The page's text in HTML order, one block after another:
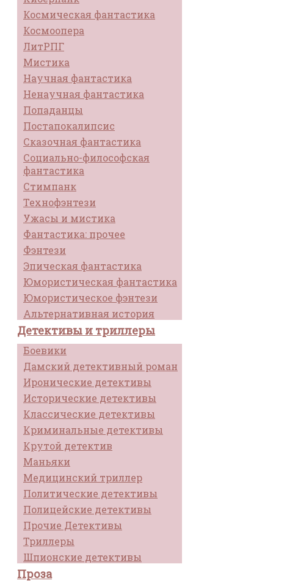
Космическая фантастика
Космоопера
ЛитРПГ
Мистика
Научная фантастика
Ненаучная фантастика
Попаданцы
Постапокалипсис
Сказочная фантастика
Социально-философская
фантастика
Стимпанк
Технофэнтези
Ужасы и мистика
Фантастика: прочее
Фэнтези
Эпическая фантастика
Юмористическая фантастика
Юмористическое фэнтези
Альтернативная история
Детективы и триллеры
Боевики
Дамский детективный роман
Иронические детективы
Исторические детективы
Классические детективы
Криминальные детективы
Крутой детектив
Маньяки
Медицинский триллер
Политические детективы
Полицейские детективы
Прочие Детективы
Триллеры
Шпионские детективы
Проза